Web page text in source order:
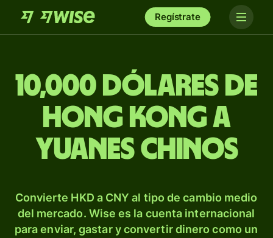
Regístrate
10,000 dólares de
Hong Kong a
yuanes chinos
Convierte HKD a CNY al tipo de cambio medio
del mercado. Wise es la cuenta internacional
para enviar, gastar y convertir dinero como un